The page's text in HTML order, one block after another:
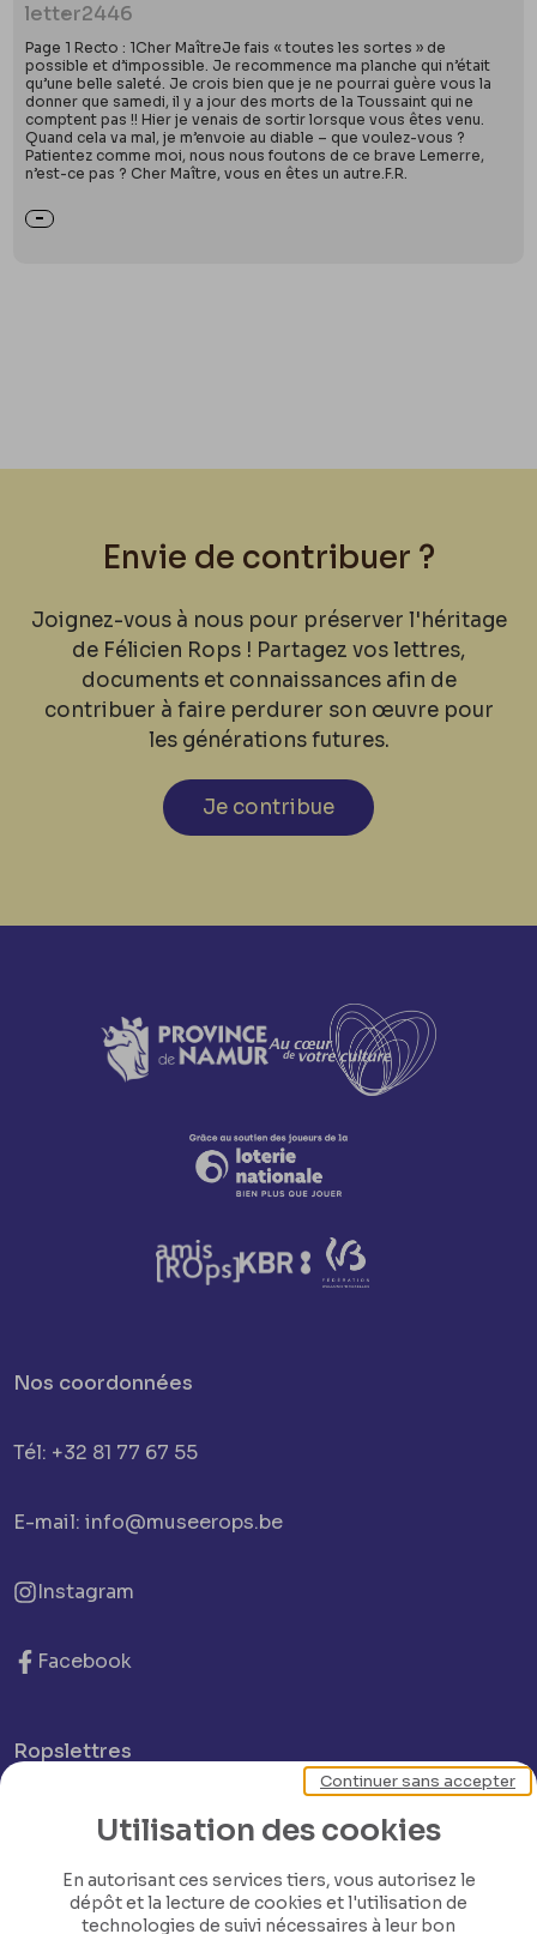
letter2446
Page 1 Recto : 1Cher MaîtreJe fais « toutes les sortes » de
possible et d’impossible. Je recommence ma planche qui n’était
qu’une belle saleté. Je crois bien que je ne pourrai guère vous la
donner que samedi, il y a jour des morts de la Toussaint qui ne
comptent pas !! Hier je venais de sortir lorsque vous êtes venu.
Quand cela va mal, je m’envoie au diable – que voulez-vous ?
Patientez comme moi, nous nous foutons de ce brave Lemerre,
n’est-ce pas ? Cher Maître, vous en êtes un autre.F.R.
Envie de contribuer ?
Joignez-vous à nous pour préserver l'héritage
de Félicien Rops ! Partagez vos lettres,
documents et connaissances afin de
contribuer à faire perdurer son œuvre pour
les générations futures.
Je contribue
Nos coordonnées
Tél: +32 81 77 67 55
E-mail: info@museerops.be
Instagram
Facebook
Ropslettres
Le site web du musée
Les collections du musée
Utilisation des cookies
En autorisant ces services tiers, vous autorisez le
dépôt et la lecture de cookies et l'utilisation de
technologies de suivi nécessaires à leur bon
Continuer sans accepter